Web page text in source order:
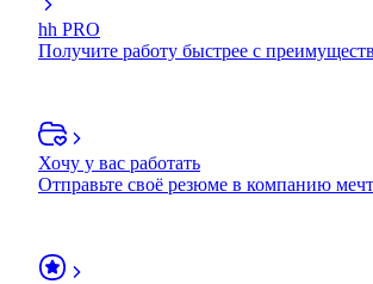
hh PRO
Получите работу быстрее с
Хочу у вас работать
Отправьте своё резюме в компанию